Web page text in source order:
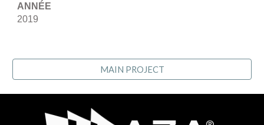
ANNÉE
2019
MAIN PROJECT